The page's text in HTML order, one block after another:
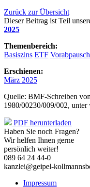
Zurück zur Übersicht
Dieser Beitrag ist Teil
2025
Themenbereich:
Basiszins ETF
Erschienen:
März 2025
Quelle: BMF-Schreiben
1980/00230/009/002,
PDF herunterladen
Haben Sie noch Fragen?
Wir helfen Ihnen gerne
persönlich weiter!
089 64 24 44-0
kanzlei@geipel-
Impressum